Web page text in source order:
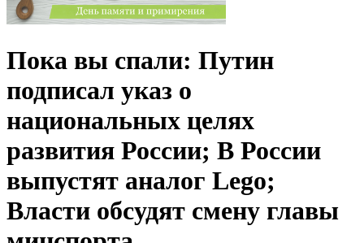
Пока вы спали: Путин
подписал указ о
национальных целях
развития России; В России
выпустят аналог Lego;
Власти обсудят смену главы